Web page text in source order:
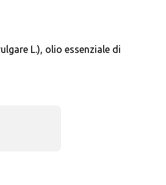
L.), olio essenziale di